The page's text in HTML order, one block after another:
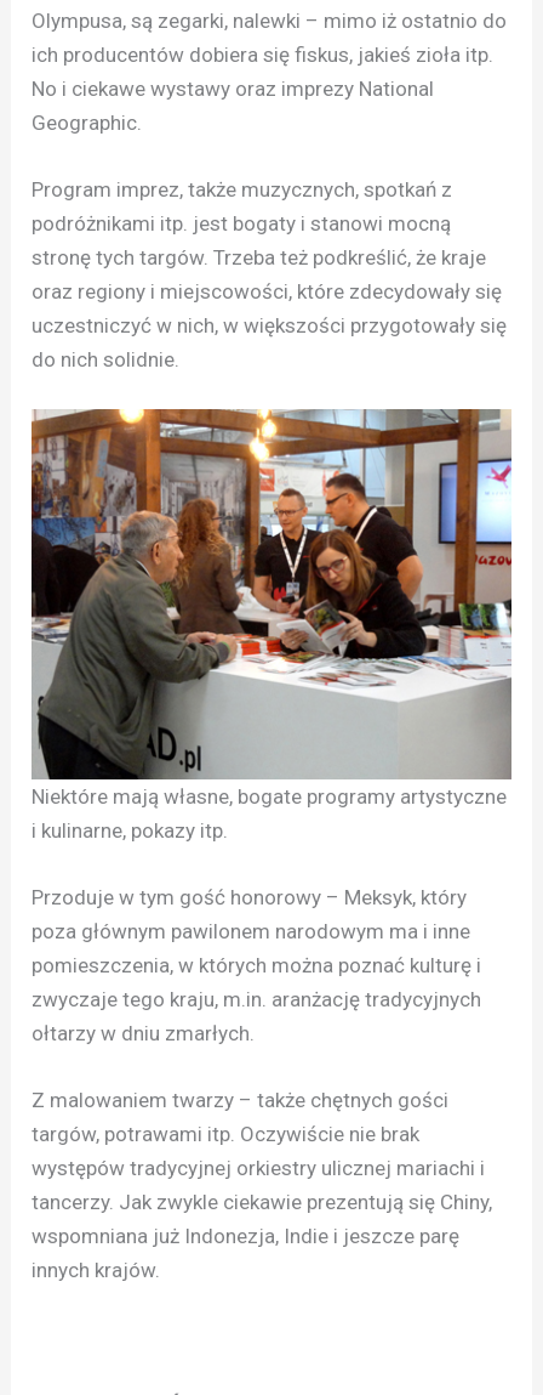
Olympusa, są zegarki, nalewki – mimo iż ostatnio do
ich producentów dobiera się fiskus, jakieś zioła itp.
No i ciekawe wystawy oraz imprezy National
Geographic.
Program imprez, także muzycznych, spotkań z
podróżnikami itp. jest bogaty i stanowi mocną
stronę tych targów. Trzeba też podkreślić, że kraje
oraz regiony i miejscowości, które zdecydowały się
uczestniczyć w nich, w większości przygotowały się
do nich solidnie.
Niektóre mają własne, bogate programy artystyczne
i kulinarne, pokazy itp.
Przoduje w tym gość honorowy – Meksyk, który
poza głównym pawilonem narodowym ma i inne
pomieszczenia, w których można poznać kulturę i
zwyczaje tego kraju, m.in. aranżację tradycyjnych
ołtarzy w dniu zmarłych.
Z malowaniem twarzy – także chętnych gości
targów, potrawami itp. Oczywiście nie brak
występów tradycyjnej orkiestry ulicznej mariachi i
tancerzy. Jak zwykle ciekawie prezentują się Chiny,
wspomniana już Indonezja, Indie i jeszcze parę
innych krajów.